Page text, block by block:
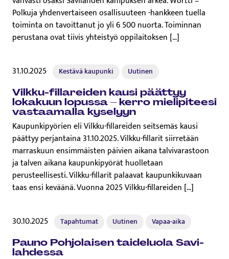
Polkuja yhdenvertaiseen osallisuuteen -hankkeen tuella
toiminta on tavoittanut jo yli 6 500 nuorta. Toiminnan
perustana ovat tiivis yhteistyö oppilaitoksen […]
31.10.2025 Kestävä kaupunki Uutinen
Vilkku-fillareiden kausi päättyy
lokakuun lopussa – kerro mie­li­pi­tee­si
vastaamalla kyselyyn
Kaupunkipyörien eli Vilkku-fillareiden seitsemäs kausi
päättyy perjantaina 31.10.2025. Vilkku-fillarit siirretään
marraskuun ensimmäisten päivien aikana talvivarastoon
ja talven aikana kaupunkipyörät huolletaan
perusteellisesti. Vilkku-fillarit palaavat kaupunkikuvaan
taas ensi keväänä. Vuonna 2025 Vilkku-fillareiden […]
30.10.2025 Tapahtumat Uutinen Vapaa-aika
Pauno Pohjolaisen taideluola Sa­vi­
lah­des­sa